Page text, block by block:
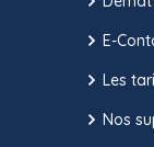
E-
Les
Nos